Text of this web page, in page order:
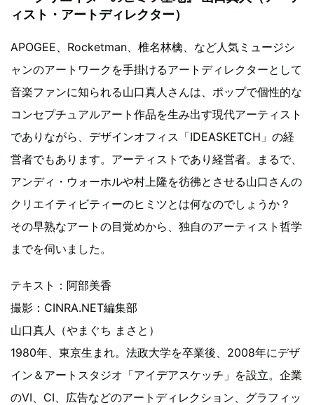
APOGEE、Rocketman、椎名林檎、など人気ミュージシ
ャンのアートワークを手掛けるアートディレクターとして
音楽ファンに知られる山口真人さんは、ポップで個性的な
コンセプチュアルアート作品を生み出す現代アーティスト
でありながら、デザインオフィス「IDEASKETCH」の経
営者でもあります。アーティストであり経営者。まるで、
アンディ・ウォーホルや村上隆を彷彿とさせる山口さんの
クリエイティビティーのヒミツとは何なのでしょうか？
その早熟なアートの目覚めから、独自のアーティスト哲学
までを伺いました。
テキスト：阿部美香
撮影：CINRA.NET編集部
山口真人
（やまぐち まさと）
1980年、東京生まれ。法政大学を卒業後、2008年にデザ
イン＆アートスタジオ「アイデアスケッチ」を設立。企業
のVI、CI、広告などのアートディレクション、グラフィッ